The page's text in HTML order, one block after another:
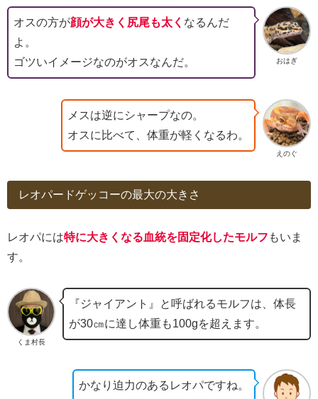
おはぎ
オスの方が顔が大きく尻尾も太く なるんだ
よ。
ゴツいイメージなのがオスなんだ。
えのぐ
メスは逆にシャープなの。
オスに比べて、体重が軽くなるわ。
レオパードゲッコーの最大の大きさ
レオパには特に大きくなる血統を固定化したモルフ もいま
す。
くま村長
『ジャイアント』と呼ばれるモルフは、体長
が30㎝に達し体重も100gを超えます。
かなり迫力のあるレオパですね。